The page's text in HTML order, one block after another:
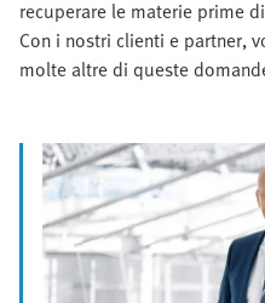
recuperare le materie prime
Con i nostri clienti e partner,
molte altre di queste